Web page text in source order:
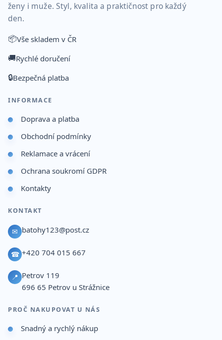
ženy i muže. Styl, kvalita a praktičnost pro každý
den.
📦Vše skladem v ČR
🚚Rychlé doručení
🔒Bezpečná platba
INFORMACE
Doprava a platba
Obchodní podmínky
Reklamace a vrácení
Ochrana soukromí GDPR
Kontakty
KONTAKT
✉ batohy123@post.cz
☎ +420 704 015 667
📍 Petrov 119
696 65 Petrov u Strážnice
PROČ NAKUPOVAT U NÁS
Snadný a rychlý nákup